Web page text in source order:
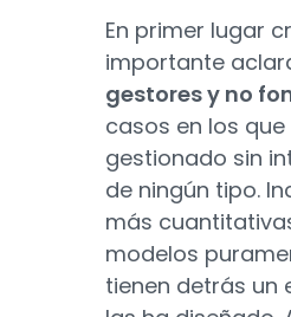
En primer lugar
importante
gestores y no
casos en los
gestionado sin
de ningún tipo.
más
modelos
tienen detrás un